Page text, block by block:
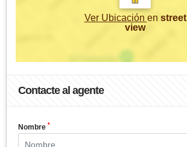
Ver Ubicación en street
view
Contacte al agente
Nombre *